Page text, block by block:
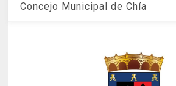
Concejo Municipal de Chía